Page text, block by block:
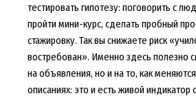
тестировать гипотезу: поговорить с
пройти мини-курс, сделать пробный
стажировку. Так вы снижаете риск
востребован». Именно здесь полезно
на объявления, но и на то, как
описаниях: это и есть живой индикатор